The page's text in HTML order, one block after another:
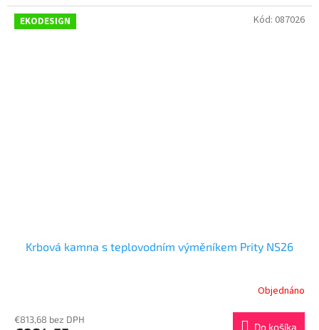
EKODESIGN
Krbová kamna s teplovodním výměníkem Prity NS26
Objednáno
€813,68 bez DPH
Do košíka
Kód: 087026